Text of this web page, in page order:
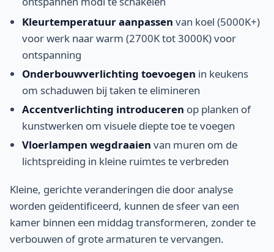
Kleurtemperatuur aanpassen van koel (5000K+)
voor werk naar warm (2700K tot 3000K) voor
ontspanning
Onderbouwverlichting toevoegen in keukens
om schaduwen bij taken te elimineren
Accentverlichting introduceren op planken of
kunstwerken om visuele diepte toe te voegen
Vloerlampen wegdraaien van muren om de
lichtspreiding in kleine ruimtes te verbreden
Kleine, gerichte veranderingen die door analyse
worden geïdentificeerd, kunnen de sfeer van een
kamer binnen een middag transformeren, zonder te
verbouwen of grote armaturen te vervangen.